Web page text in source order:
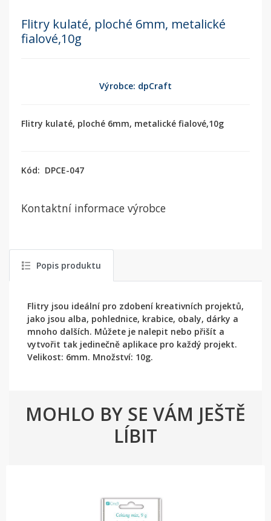
Flitry kulaté, ploché 6mm, metalické
fialové,10g
Výrobce: dpCraft
Flitry kulaté, ploché 6mm, metalické fialové,10g
Kód: DPCE-047
Kontaktní informace výrobce
Popis produktu
Flitry jsou ideální pro zdobení kreativních projektů,
jako jsou alba, pohlednice, krabice, obaly, dárky a
mnoho dalších. Můžete je nalepit nebo přišít a
vytvořit tak jedinečně aplikace pro každý projekt.
Velikost: 6mm. Množství: 10g.
MOHLO BY SE VÁM JEŠTĚ
LÍBIT